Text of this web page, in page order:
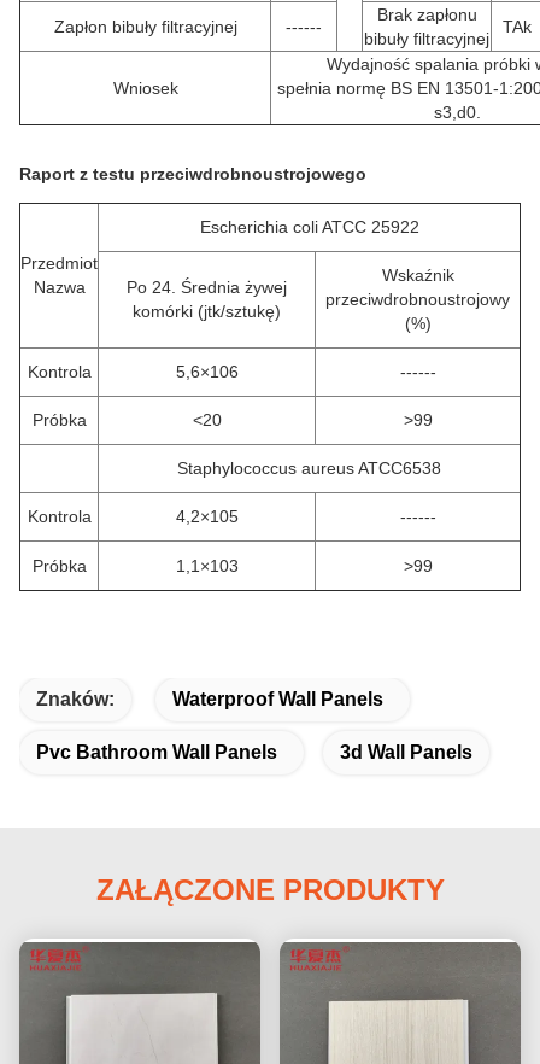
Zapłon bibuły filtracyjnej ------
Brak zapłonu
bibuły filtracyjnej
TAk
Wniosek
Wydajność spalania próbki
spełnia normę BS EN 13501-
s3,d0.
Raport z testu przeciwdrobnoustrojowego
Przedmiot
Nazwa
Escherichia coli ATCC 25922
Po 24. Średnia żywej
komórki (jtk/sztukę)
Wskaźnik
przeciwdrobnoustrojowy
(%)
Kontrola 5,6×106 ------
Próbka <20 >99
Staphylococcus aureus ATCC6538
Kontrola 4,2×105 ------
Próbka 1,1×103 >99
Znaków: Waterproof Wall Panels
Pvc Bathroom Wall Panels 3d Wall Panels
ZAŁĄCZONE PRODUKTY